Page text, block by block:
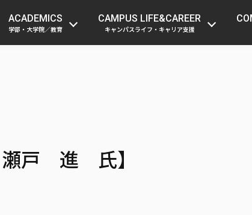
ACADEMICS
学部・大学院／教育
CAMPUS LIFE&CAREER
キャンパスライフ・キャリア支援
戸 進 氏】